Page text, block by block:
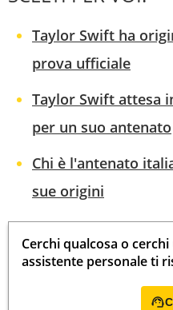
Taylor Swift ha
prova ufficiale
Taylor Swift attesa
per un suo antenato
Chi è l'antenato
sue origini
Cerchi qualcosa o
assistente personale ti